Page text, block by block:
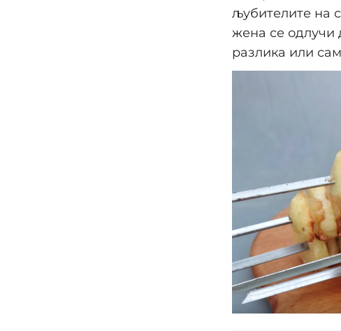
љубителите на
жена се одлучи
разлика или